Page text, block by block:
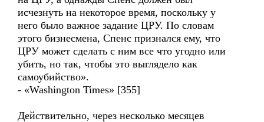
исчезнуть на некоторое время, поскольку у
него было важное задание ЦРУ. По словам
этого бизнесмена, Спенс признался ему, что
ЦРУ может сделать с ним все что угодно или
убить, но так, чтобы это выглядело как
самоубийство».
- «Washington Times» [355]
Действительно, через несколько месяцев